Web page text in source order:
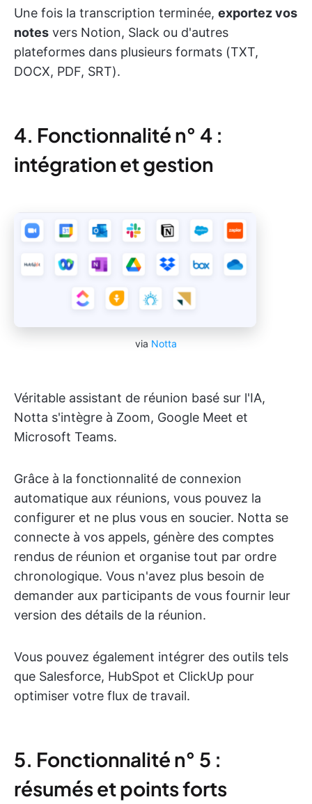
Une fois la transcription terminée, exportez vos
notes vers Notion, Slack ou d'autres
plateformes dans plusieurs formats (TXT,
DOCX, PDF, SRT).
4. Fonctionnalité n° 4 :
intégration et gestion
via Notta
Véritable assistant de réunion basé sur l'IA,
Notta s'intègre à Zoom, Google Meet et
Microsoft Teams.
Grâce à la fonctionnalité de connexion
automatique aux réunions, vous pouvez la
configurer et ne plus vous en soucier. Notta se
connecte à vos appels, génère des comptes
rendus de réunion et organise tout par ordre
chronologique. Vous n'avez plus besoin de
demander aux participants de vous fournir leur
version des détails de la réunion.
Vous pouvez également intégrer des outils tels
que Salesforce, HubSpot et ClickUp pour
optimiser votre flux de travail.
5. Fonctionnalité n° 5 :
résumés et points forts